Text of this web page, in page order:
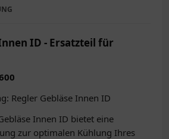
ID - Ersatzteil für
Regler Gebläse Innen ID
Innen ID bietet eine
zur optimalen Kühlung Ihres